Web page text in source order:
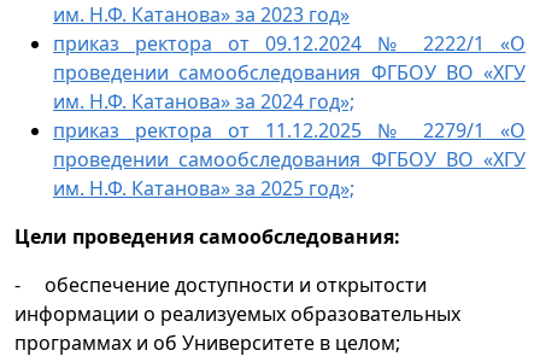
им. Н.Ф. Катанова» за 2023 год»
приказ ректора от 09.12.2024 № 2222/1 «О
проведении самообследования ФГБОУ ВО «ХГУ
им. Н.Ф. Катанова» за 2024 год»;
приказ ректора от 11.12.2025 № 2279/1 «О
проведении самообследования ФГБОУ ВО «ХГУ
им. Н.Ф. Катанова» за 2025 год»;
Цели проведения самообследования:
- обеспечение доступности и открытости
информации о реализуемых образовательных
программах и об Университете в целом;